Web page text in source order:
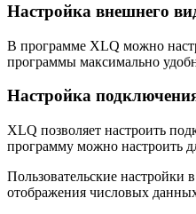
Настройка внешнего
В программе XLQ можно
программы максимально
Настройка
XLQ позволяет настроить
программу можно настроить
Пользовательские
отображения числовых